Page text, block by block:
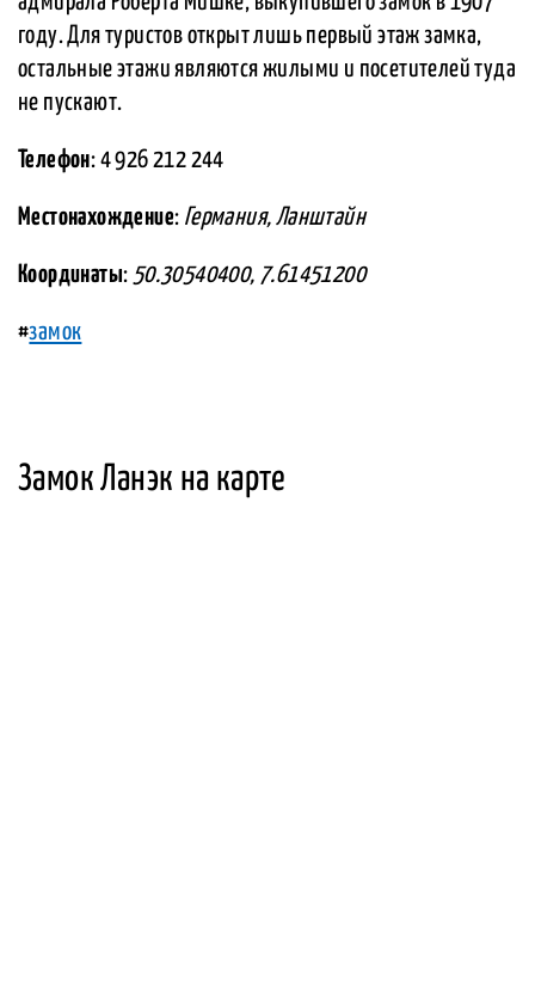
году. Для туристов открыт лишь первый этаж замка,
остальные этажи являются жилыми и посетителей туда
не пускают.
Телефон: 4 926 212 244
Местонахождение: Германия, Ланштайн
Координаты: 50.30540400, 7.61451200
#замок
Замок Ланэк на карте